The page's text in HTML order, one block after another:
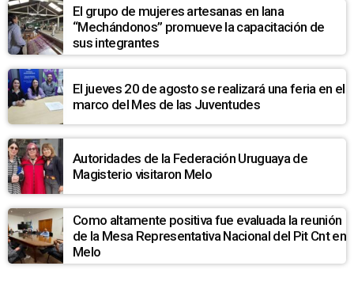
El grupo de mujeres artesanas en lana
“Mechándonos” promueve la capacitación de
sus integrantes
El jueves 20 de agosto se realizará una feria en el
marco del Mes de las Juventudes
Autoridades de la Federación Uruguaya de
Magisterio visitaron Melo
Como altamente positiva fue evaluada la reunión
de la Mesa Representativa Nacional del Pit Cnt en
Melo